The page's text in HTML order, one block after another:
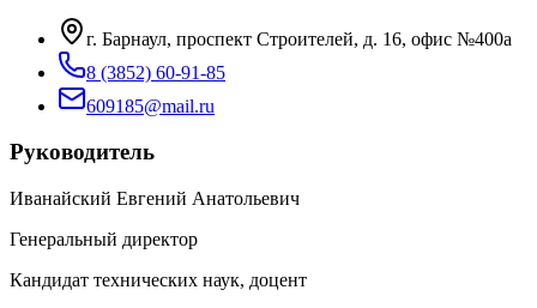
г. Барнаул, проспект Строителей, д. 16, офис №400а
8 (3852) 60-91-85
609185@mail.ru
Руководитель
Иванайский Евгений Анатольевич
Генеральный директор
Кандидат технических наук, доцент